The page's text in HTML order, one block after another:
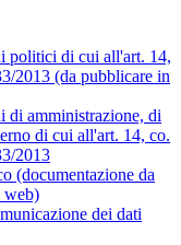
politici di cui all'art. 14,
2013 (da pubblicare in
di amministrazione, di
di cui all'art. 14, co.
2013
(documentazione da
web)
dei dati